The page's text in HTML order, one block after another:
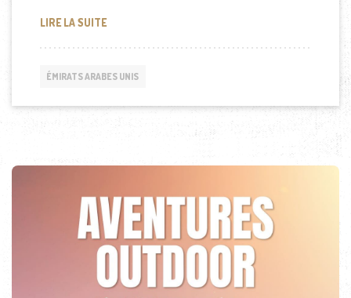
LIRE LA SUITELE SECTEUR AUTOMOBILE DES EMIRATS ARABES
ÉMIRATS ARABES UNIS